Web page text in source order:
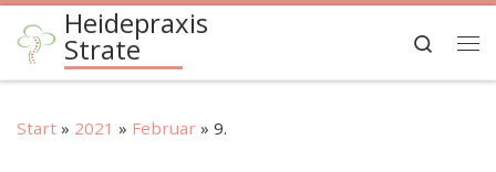
Zum Inhalt springen
Heidepraxis
Strate
Search
Start » 2021 » Februar » 9.